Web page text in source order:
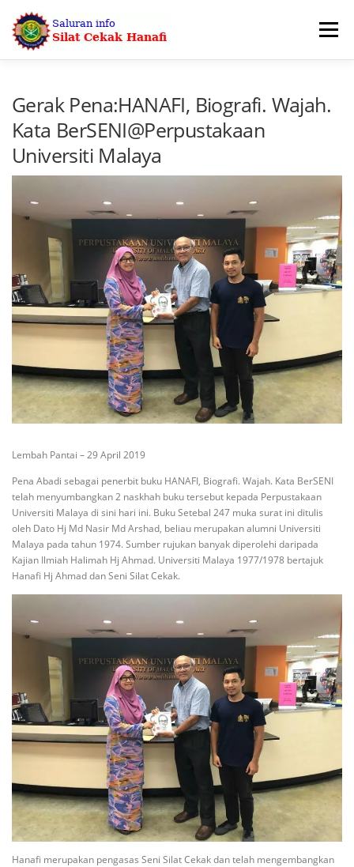
content
Menu
PENTADBIRAN & PERHUBUNGAN
HUBUNGI KAMI
Gerak Pena:HANAFI, Biografi. Wajah.
Kata BerSENI@Perpustakaan
Universiti Malaya
Lembah Pantai – 29 April 2019
Pena Abadi sebagai penerbit buku HANAFI, Biografi. Wajah. Kata BerSENI
telah menyumbangkan 2 naskhah buku tersebut kepada Perpustakaan
Universiti Malaya di sini hari ini. Buku Setebal 247 muka surat ini ditulis
oleh Dato Hj Md Nasir Md Arshad, beliau merupakan alumni Universiti
Malaya pada tahun 1974. Sumber rujukan banyak diperolehi daripada
Kajian Ilmiah Halimah Hj Ahmad. Universiti Malaya 1977/1978 bertajuk
Hanafi Hj Ahmad dan Seni Silat Cekak.
Hanafi merupakan pengasas Seni Silat Cekak dan telah mengembangkan